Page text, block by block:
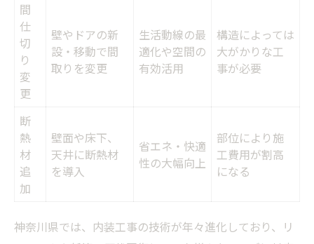
間
仕
切
り
変
更
壁やドアの新
設・移動で間
取りを変更
生活動線の最
適化や空間の
有効活用
構造によっては
大がかりな工
事が必要
断
熱
材
追
加
壁面や床下、
天井に断熱材
を導入
省エネ・快適
性の大幅向上
部位により施
工費用が割高
になる
神奈川県では、内装工事の技術が年々進化しており、リ